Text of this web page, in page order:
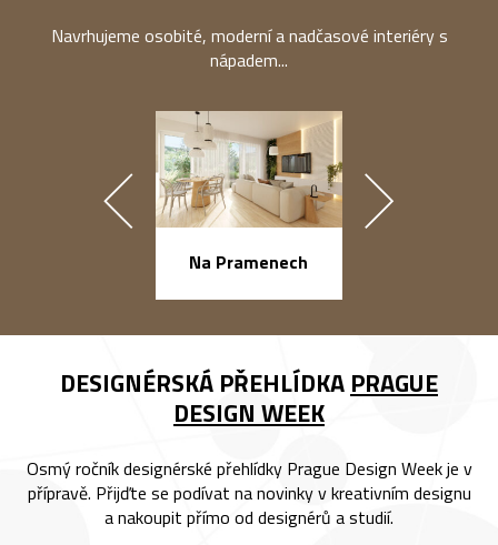
Navrhujeme osobité, moderní a nadčasové interiéry s
nápadem...
Na Pramenech
DESIGNÉRSKÁ PŘEHLÍDKA PRAGUE
DESIGN WEEK
Osmý ročník designérské přehlídky Prague Design Week je v
přípravě. Přijďte se podívat na novinky v kreativním designu
a nakoupit přímo od designérů a studií.